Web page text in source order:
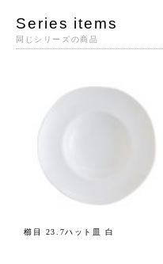
Series items
同じシリーズの商品
櫛目 23.7ハット皿 白